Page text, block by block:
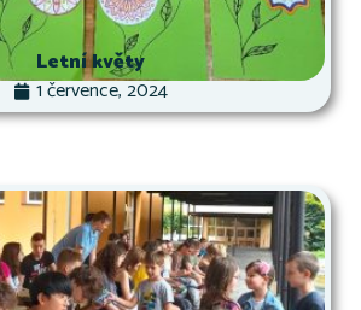
Letní květy
1 července, 2024